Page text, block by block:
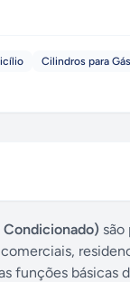
Cilindros para
são
funções